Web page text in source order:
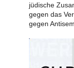
jüdische
gegen das
gegen